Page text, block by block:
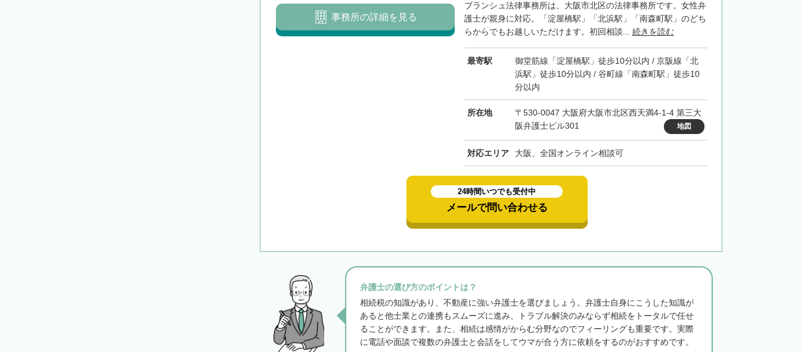
ブランシュ法律事務所は、大阪市北区の法律事務所です。女性弁
護士が親身に対応。「淀屋橋駅」「北浜駅」「南森町駅」のどち
らからでもお越しいただけます。初回相談... 続きを読む
最寄駅
御堂筋線「淀屋橋駅」徒歩10分以内 / 京阪線「北
浜駅」徒歩10分以内 / 谷町線「南森町駅」徒歩10
分以内
所在地
〒530-0047 大阪府大阪市北区西天満4-1-4 第三大
阪弁護士ビル301
地図
対応エリア 大阪、全国オンライン相談可
事務所の詳細を見る
24時間いつでも受付中
メールで問い合わせる
弁護士の選び方のポイントは？
相続税の知識があり、不動産に強い弁護士を選びましょう。弁護士自身にこうした知識が
あると他士業との連携もスムーズに進み、トラブル解決のみならず相続をトータルで任せ
ることができます。また、相続は感情がからむ分野なのでフィーリングも重要です。実際
に電話や面談で複数の弁護士と会話をしてウマが合う方に依頼をするのがおすすめです。